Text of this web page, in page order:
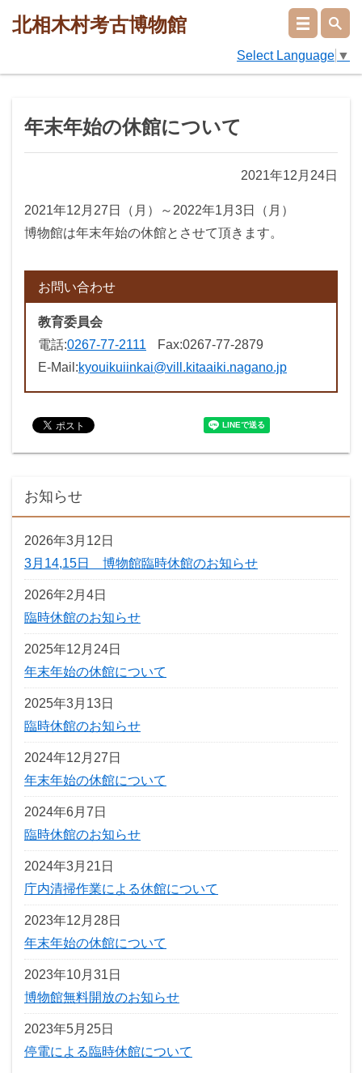
北相木村考古博物館
Select Language ▼
年末年始の休館について
2021年12月24日
2021年12月27日（月）～2022年1月3日（月）
博物館は年末年始の休館とさせて頂きます。
お問い合わせ
教育委員会
電話:0267-77-2111 Fax:0267-77-2879
E-Mail:kyouikuiinkai@vill.kitaaiki.nagano.jp
お知らせ
2026年3月12日
3月14,15日 博物館臨時休館のお知らせ
2026年2月4日
臨時休館のお知らせ
2025年12月24日
年末年始の休館について
2025年3月13日
臨時休館のお知らせ
2024年12月27日
年末年始の休館について
2024年6月7日
臨時休館のお知らせ
2024年3月21日
庁内清掃作業による休館について
2023年12月28日
年末年始の休館について
2023年10月31日
博物館無料開放のお知らせ
2023年5月25日
停電による臨時休館について